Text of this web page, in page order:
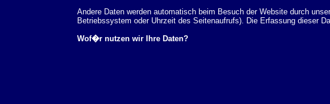
Andere Daten werden automatisch beim Besuch der Website durch
Betriebssystem oder Uhrzeit des Seitenaufrufs). Die Erfassung dieser
Wof�r nutzen wir Ihre Daten?